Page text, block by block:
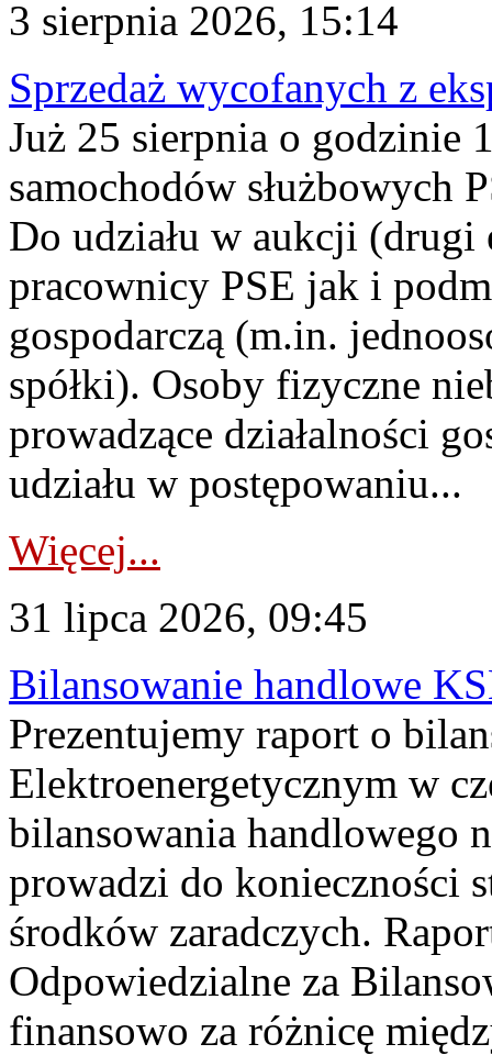
3 sierpnia 2026, 15:14
Sprzedaż wycofanych z
Już 25 sierpnia o godzinie
samochodów służbowych
Do udziału w aukcji (drugi
pracownicy PSE jak i
gospodarczą (m.in.
spółki). Osoby fizyczne
prowadzące działalności
udziału w postępowaniu...
Więcej...
31 lipca 2026, 09:45
Bilansowanie handlowe
Prezentujemy raport o
Elektroenergetycznym w
bilansowania handlowego
prowadzi do konieczności
środków zaradczych.
Odpowiedzialne za
finansowo za różnicę